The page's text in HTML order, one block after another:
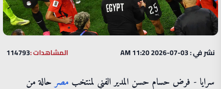
نشر في : 03-07-2026 11:20 AM المشاهدات :114793
سرايا - فرض حسام حسن المدير الفني لمنتخب مصرحالة من